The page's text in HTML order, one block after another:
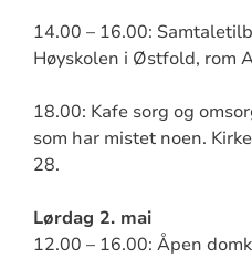
14.00 – 16.00:
Høyskolen i Østfold, rom
18.00: Kafe sorg og
som har mistet noen.
28.
Lørdag 2. mai
12.00 – 16.00: Åpen